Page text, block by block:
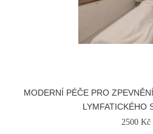
MODERNÍ PÉČE PRO
LYMFATICKÉHO
2500 Kč